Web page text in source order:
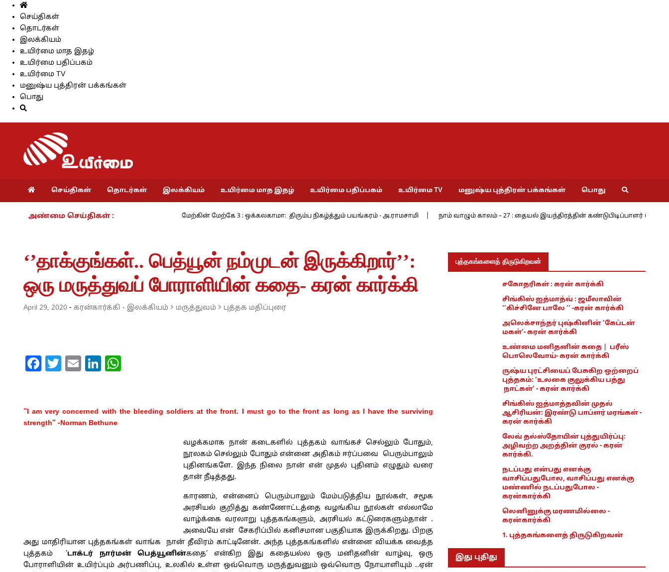
செய்திகள்
தொடர்கள்
இலக்கியம்
உயிர்மை மாத இதழ்
உயிர்மை பதிப்பகம்
உயிர்மை TV
மனுஷ்ய புத்திரன் பக்கங்கள்
பொது
செய்திகள் தொடர்கள் இலக்கியம் உயிர்மை மாத இதழ் உயிர்மை பதிப்பகம் உயிர்மை TV மனுஷ்ய புத்திரன் பக்கங்கள் பொது
அண்மை செய்திகள் : மேற்கின் மேற்கே 3 : ஒக்கலகாமா: திரும்ப நிகழ்த்தும் பயங்கரம் - அ.ராமசாமி நாம் வாழும் காலம் – 27 : தையல் இயந்திரத்தின் கண்டுபிடிப்பாளர் யார்? -
‘’தாக்குங்கள்.. பெத்யூன் நம்முடன் இருக்கிறார்’’:
ஒரு மருத்துவப் போராளியின் கதை- கரன் கார்க்கி
April 29, 2020 - கரன்கார்க்கி · இலக்கியம் மருத்துவம் புத்தக மதிப்புரை
Facebook
Twitter
EmailLinkedIn
“I am very concerned with the bleeding soldiers at the front. I must go to the front as long as I have the surviving
strength” -Norman Bethune
வழக்கமாக நான் கடைகளில் புத்தகம் வாங்கச் செல்லும் போதும்,
நூலகம் செல்லும் போதும் என்னை அதிகம் ஈர்ப்பவை பெரும்பாலும்
புதினங்களே. இந்த நிலை நான் என் முதல் புதினம் எழுதும் வரை
தான் நீடித்தது.
காரணம், என்னைப் பெரும்பாலும் மேம்படுத்திய நூல்கள், சமூக
அரசியல் குறித்து கண்ணோட்டத்தை வழங்கிய நூல்கள் எல்லாமே
வாழ்க்கை வரலாறு புத்தகங்களும், அரசியல் கட்டுரைகளும்தான் .
அவையே என் சேகரிப்பில் கனிசமான பகுதியாக இருக்கிறது. பிறகு
அது மாதிரியான புத்தகங்கள் வாங்க நான் தீவிரம் காட்டினேன். அந்த புத்தகங்களில் என்னை வியக்க வைத்த
புத்தகம் ’டாக்டர் நார்மன்பெத்யூனின்கதை’ என்கிற இது கதையல்ல ஒரு மனிதனின் வாழ்வு, ஒரு
போராளியின் உயிர்ப்பும் அர்பணிப்பு, உலகில் உள்ள ஒவ்வொரு மருத்துவனும் ஒவ்வொரு நோயாளியும் ..ஏன்
புத்தகங்களைத் திருடுகிறவன்
சகோதரிகள் : கரன் கார்க்கி
சிங்கிஸ் ஐத்மாத்வ் : ஜமீலாவின்
‘’கிச்சினே பாலே ’’ -கரன் கார்க்கி
அலெக்சாந்தர் புஷ்கினின் ’கேப்டன்
மகள்’- கரன் கார்க்கி
உண்மை மனிதனின் கதை | பரீஸ்
பொலெவோய்- கரன் கார்க்கி
ருஷ்ய புரட்சியைப் பேசுகிற ஒற்றைப்
புத்தகம்: ‘உலகை குலுக்கிய பத்து
நாட்கள்’ - கரன் கார்க்கி
சிங்கிஸ் ஐத்மாத்தவின் முதல்
ஆசிரியன்: இரண்டு பாப்ளர் மரங்கள் -
கரன் கார்க்கி
லேவ் தல்ஸ்தோயின் புத்துயிர்ப்பு:
அழிவற்ற அறத்தின் குரல் - கரன்
கார்க்கி.
நடப்பது என்பது எனக்கு
வாசிப்பதுபோல, வாசிப்பது எனக்கு
மண்ணில் நடப்பதுபோல -
கரன்கார்க்கி
லெனினுக்கு மரணமில்லை -
கரன்கார்க்கி
1. புத்தகங்களைத் திருடுகிறவன்
இது புதிது